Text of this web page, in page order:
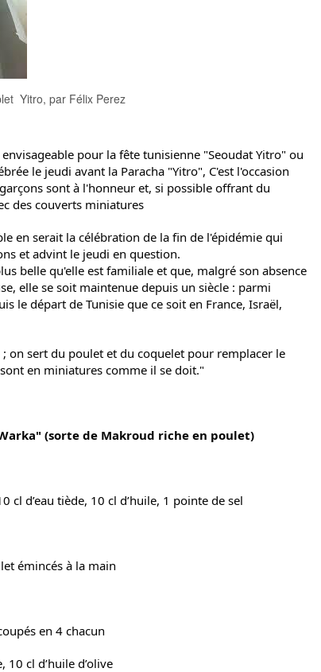
Yitro, par Félix Perez
pour la fête tunisienne "Seoudat Yitro" ou
le jeudi avant la Paracha "Yitro", C'est l'occasion
sont à l'honneur et, si possible offrant du
des couverts miniatures
en serait la célébration de la fin de l'épidémie qui
et advint le jeudi en question.
belle qu'elle est familiale et que, malgré son absence
elle se soit maintenue depuis un siècle : parmi
le départ de Tunisie que ce soit en France, Israël,
on sert du poulet et du coquelet pour remplacer le
en miniatures comme il se doit."
Warka" (sorte de Makroud riche en poulet)
cl d’eau tiède, 10 cl d’huile, 1 pointe de sel
émincés à la main
en 4 chacun
10 cl d’huile d’olive